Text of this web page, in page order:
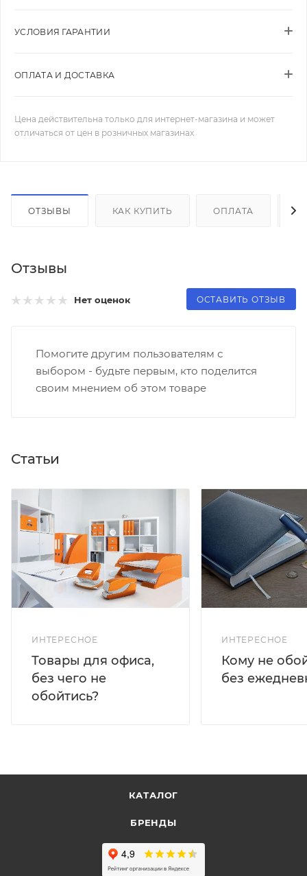
УСЛОВИЯ ГАРАНТИИ
ОПЛАТА И ДОСТАВКА
Цена действительна только для интернет-магазина и может
отличаться от цен в розничных магазинах
ОТЗЫВЫ КАК КУПИТЬ ОПЛАТА
Отзывы
Нет оценок ОСТАВИТЬ ОТЗЫВ
Помогите другим пользователям с
выбором - будьте первым, кто поделится
своим мнением об этом товаре
Статьи
ИНТЕРЕСНОЕ
Товары для офиса,
без чего не
обойтись?
ИНТЕРЕСНОЕ
Кому не
без
КАТАЛОГ
БРЕНДЫ